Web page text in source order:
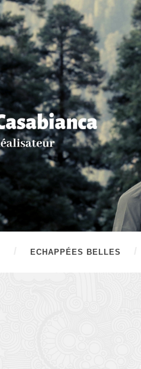
ECHAPPÉES BELLES